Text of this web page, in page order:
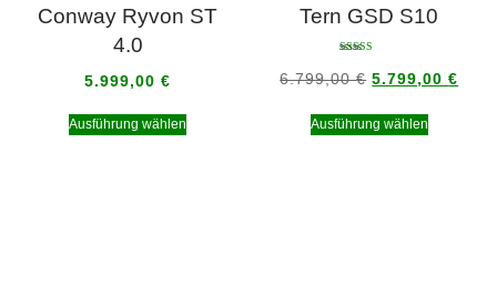
Conway Ryvon ST
4.0
5.999,00€
Ausführung wählen
Tern GSD S10
5.00
von 5
6.799,00€ 5.799,00€
Ausführung wählen